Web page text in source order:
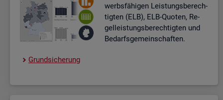
werbs­fä­hi­gen Leis­tungs­be­rech­
tig­ten (ELB), ELB-Quo­ten, Re­
gel­leis­tungs­be­rech­tig­ten und
Be­darfs­ge­mein­schaf­ten.
Grund­si­che­rung